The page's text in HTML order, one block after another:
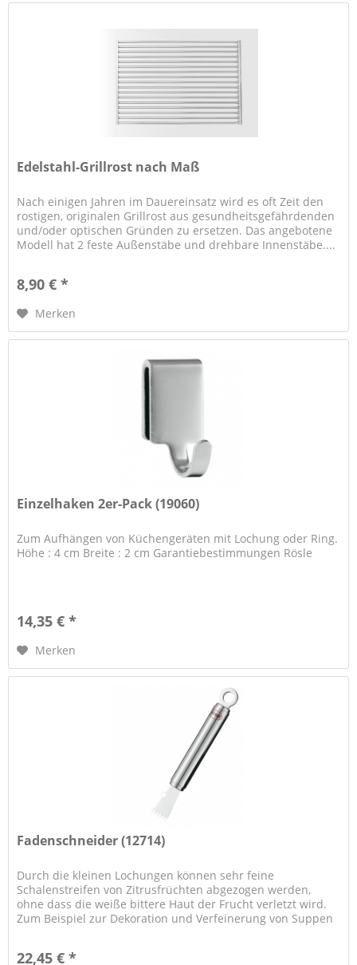
Edelstahl-Grillrost nach Maß
Nach einigen Jahren im Dauereinsatz wird es oft Zeit den
rostigen, originalen Grillrost aus gesundheitsgefährdenden
und/oder optischen Gründen zu ersetzen. Das angebotene
Modell hat 2 feste Außenstäbe und drehbare Innenstäbe....
8,90 € *
Merken
Einzelhaken 2er-Pack (19060)
Zum Aufhängen von Küchengeräten mit Lochung oder Ring.
Höhe : 4 cm Breite : 2 cm Garantiebestimmungen Rösle
14,35 € *
Merken
Fadenschneider (12714)
Durch die kleinen Lochungen können sehr feine
Schalenstreifen von Zitrusfrüchten abgezogen werden,
ohne dass die weiße bittere Haut der Frucht verletzt wird.
Zum Beispiel zur Dekoration und Verfeinerung von Suppen
22,45 € *